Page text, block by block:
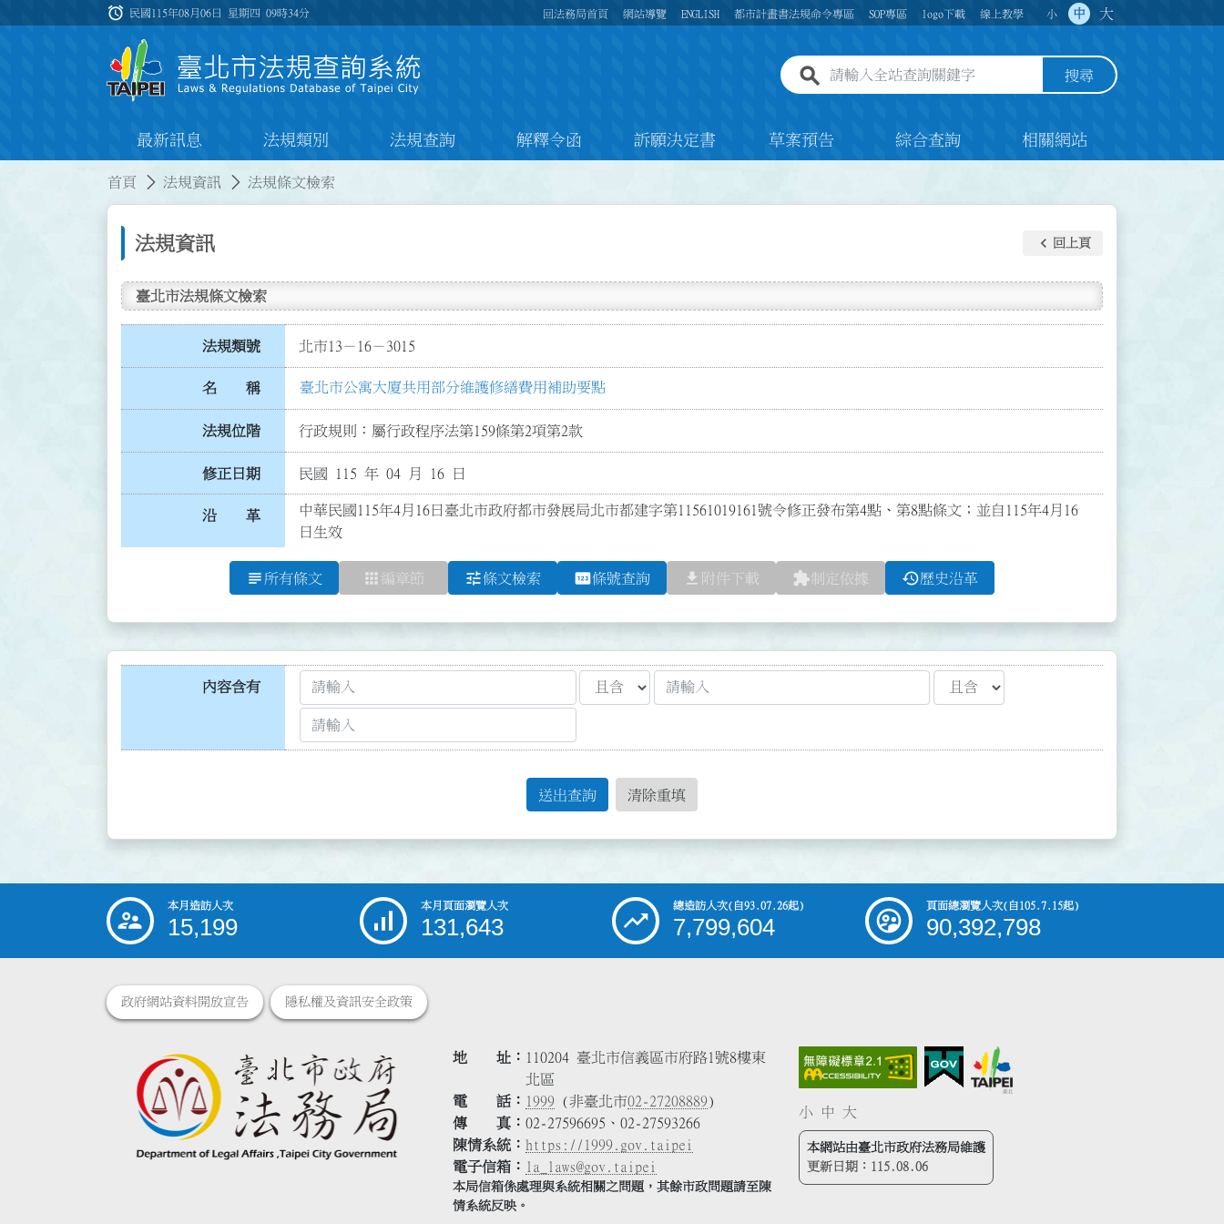
:::
alarm 民國115年08月06日 星期四09時34分 回法務局首頁 網站導覽 ENGLISH 都市計畫書法規命令專區 SOP專區 logo下載 線上教學 小 中 大
全站查詢關鍵字欄位 搜尋
最新訊息 法規類別 法規查詢 解釋令函 訴願決定書 草案預告 綜合查詢 相關網站
首頁 法規資訊 法規條文檢索
法規資訊 keyboard_arrow_left 回上頁
臺北市法規條文檢索
法規類號 北市13－16－3015
名 稱 臺北市公寓大廈共用部分維護修繕費用補助要點
法規位階 行政規則：屬行政程序法第159條第2項第2款
修正日期 民國 115 年 04 月 16 日
沿 革
中華民國115年4月16日臺北市政府都市發展局北市都建字第11561019161號令修正發布第4點、第8點條文；並自115年4月16
日生效
subject 所有條文 apps 編章節 tune條文檢索 pin條號查詢 file_download 附件下載 extension制定依據 history歷史沿革
內容含有
送出查詢 清除重填
::: 本月造訪人次
15,199
本月頁面瀏覽人次
131,643
總造訪人次(自93.07.26起)
7,799,604
頁面總瀏覽人次(自105.7.15起)
90,392,798
政府網站資料開放宣告 隱私權及資訊安全政策
地 址
110204 臺北市信義區市府路1號8樓東
北區
電 話
1999 (非臺北市02-27208889)
傳 真
02-27596695、02-27593266
陳情系統
https://1999.gov.taipei
電子信箱
la_laws@gov.taipei
本局信箱係處理與系統相關之問題，其餘市政問題請至陳
情系統反映。
小 中 大
本網站由臺北市政府法務局維護
更新日期： 115.08.06